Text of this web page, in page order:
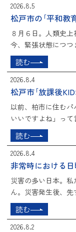
2026.8.5
松戸市の｢平和教
８月６日。人類史
今、緊張状態につつ
読む
2026.8.4
松戸市｢放課後
以前、柏市に住む
いいですよね」って
読む
2026.8.4
非常時における
災害の多い日本。
ん。災害発生後、先
読む
2026.8.2